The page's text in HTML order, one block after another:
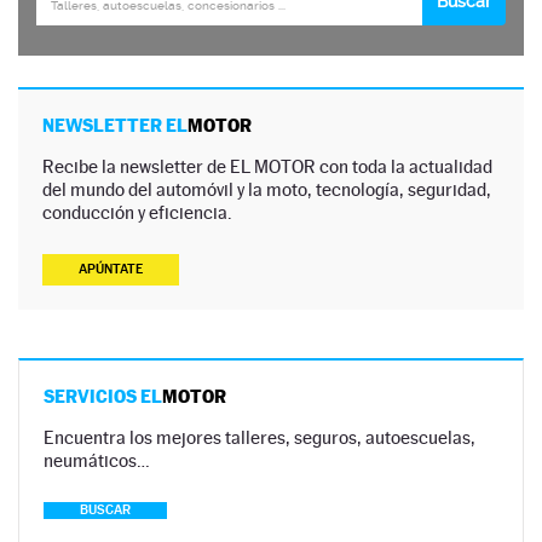
NEWSLETTER ELMOTOR
Recibe la newsletter de EL MOTOR con toda la actualidad
del mundo del automóvil y la moto, tecnología, seguridad,
conducción y eficiencia.
APÚNTATE
SERVICIOS ELMOTOR
Encuentra los mejores talleres, seguros, autoescuelas,
neumáticos…
BUSCAR